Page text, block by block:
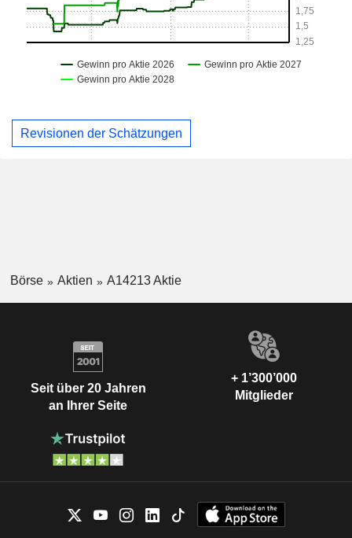
Revisionen der Schätzungen
Börse Aktien A14213 Aktie
Seit über 20 Jahren
an Ihrer Seite
+ 1’300’000
Mitglieder